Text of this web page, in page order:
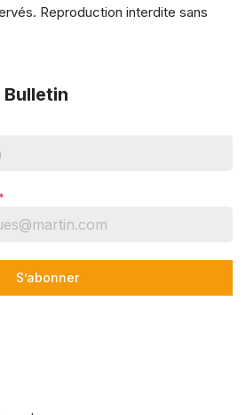
Reproduction interdite sans
Bulletin
*
S’abonner